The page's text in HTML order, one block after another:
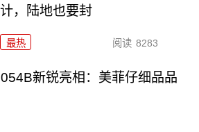
计，陆地也要封
最热 阅读 8283
新锐亮相：美菲仔细品品